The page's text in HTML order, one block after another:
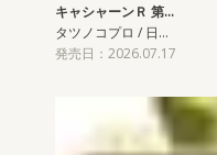
キャシャーンＲ 第…
タツノコプロ / 日…
発売日：2026.07.17